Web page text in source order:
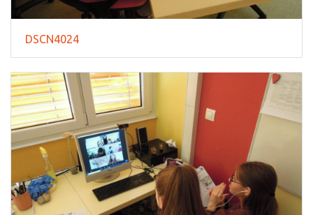
DSCN4024